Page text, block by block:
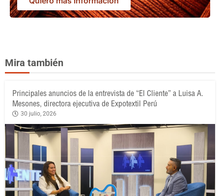
Mira también
Principales anuncios de la entrevista de “El Cliente” a Luisa A.
Mesones, directora ejecutiva de Expotextil Perú
30 julio, 2026